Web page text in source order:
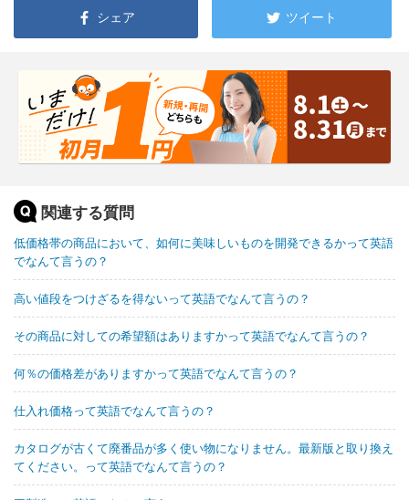
シェア ツイート
関連する質問
低価格帯の商品において、如何に美味しいものを開発できるかって英語
でなんて言うの？
高い値段をつけざるを得ないって英語でなんて言うの？
その商品に対しての希望額はありますかって英語でなんて言うの？
何％の価格差がありますかって英語でなんて言うの？
仕入れ価格って英語でなんて言うの？
カタログが古くて廃番品が多く使い物になりません。最新版と取り換え
てください。って英語でなんて言うの？